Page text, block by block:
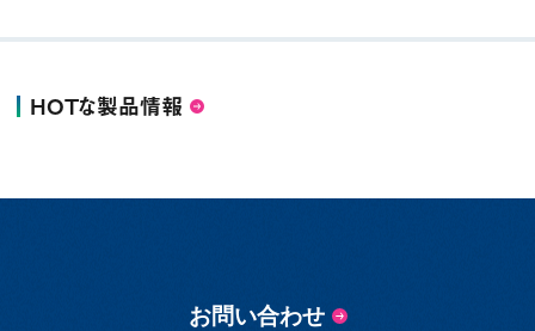
HOTな製品情報
お問い合わせ